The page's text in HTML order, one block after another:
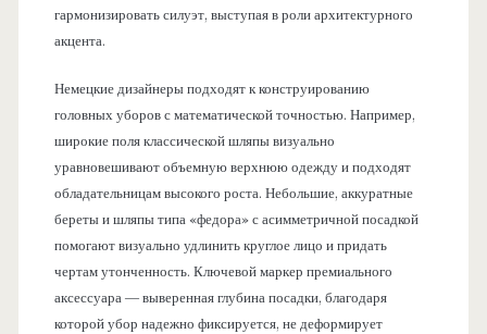
гармонизировать силуэт, выступая в роли архитектурного
акцента.
Немецкие дизайнеры подходят к конструированию
головных уборов с математической точностью. Например,
широкие поля классической шляпы визуально
уравновешивают объемную верхнюю одежду и подходят
обладательницам высокого роста. Небольшие, аккуратные
береты и шляпы типа «федора» с асимметричной посадкой
помогают визуально удлинить круглое лицо и придать
чертам утонченность. Ключевой маркер премиального
аксессуара — выверенная глубина посадки, благодаря
которой убор надежно фиксируется, не деформирует